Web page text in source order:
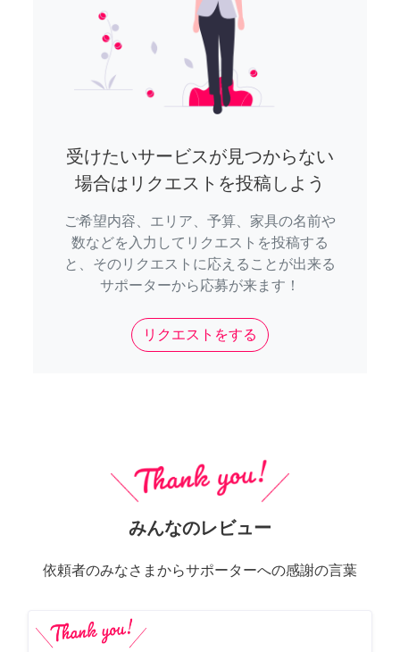
受けたいサービスが見つからない
場合はリクエストを投稿しよう
ご希望内容、エリア、予算、家具の名前や
数などを入力してリクエストを投稿する
と、そのリクエストに応えることが出来る
サポーターから応募が来ます！
リクエストをする
みんなのレビュー
依頼者のみなさまからサポーターへの感謝の言葉